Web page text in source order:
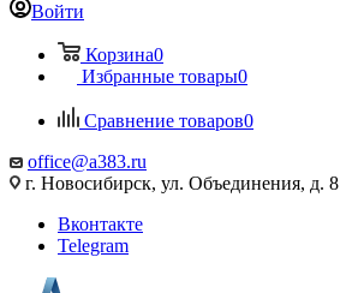
Войти
Корзина0
Избранные товары0
Сравнение товаров0
office@a383.ru
г. Новосибирск, ул. Объединения, д. 8
Вконтакте
Telegram